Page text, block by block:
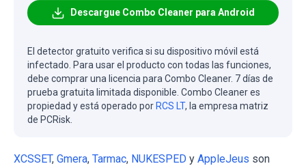
Descargue Combo Cleaner para Android
El detector gratuito verifica si su dispositivo móvil está
infectado. Para usar el producto con todas las funciones,
debe comprar una licencia para Combo Cleaner. 7 días de
prueba gratuita limitada disponible. Combo Cleaner es
propiedad y está operado por RCS LT, la empresa matriz
de PCRisk.
XCSSET, Gmera, Tarmac, NUKESPED y AppleJeus son